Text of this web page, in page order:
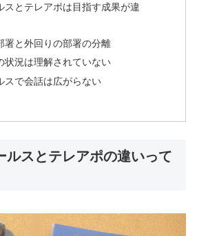
スとテレアポは目指す成果が違
署と外回りの部署の分離
状況は理解されていない
スで会話は広がらない
ルスとテレアポの違いって